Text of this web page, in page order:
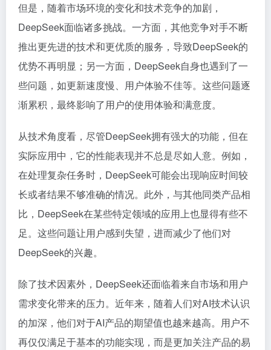
但是，随着市场环境的变化和技术竞争的加剧，
DeepSeek面临诸多挑战。一方面，其他竞争对手不断
推出更先进的技术和更优质的服务，导致DeepSeek的
优势不再明显；另一方面，DeepSeek自身也遇到了一
些问题，如更新速度慢、用户体验不佳等。这些问题逐
渐累积，最终影响了用户的使用体验和满意度。
从技术角度看，尽管DeepSeek拥有强大的功能，但在
实际应用中，它的性能表现并不总是尽如人意。例如，
在处理复杂任务时，DeepSeek可能会出现响应时间较
长或者结果不够准确的情况。此外，与其他同类产品相
比，DeepSeek在某些特定领域的应用上也显得有些不
足。这些问题让用户感到失望，进而减少了他们对
DeepSeek的兴趣。
除了技术因素外，DeepSeek还面临着来自市场和用户
需求变化带来的压力。近年来，随着人们对AI技术认识
的加深，他们对于AI产品的期望值也越来越高。用户不
再仅仅满足于基本的功能实现，而是更加关注产品的易